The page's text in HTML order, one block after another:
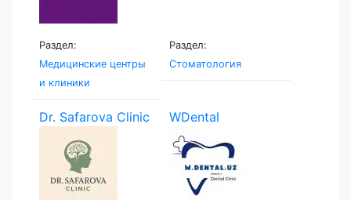
Раздел:
Медицинские центры
и клиники
Раздел:
Стоматология
Dr. Safarova Clinic WDental